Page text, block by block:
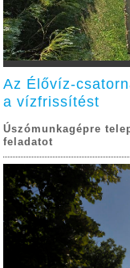
Az Élővíz-
a vízfrissítést
Úszómunkagépre
feladatot